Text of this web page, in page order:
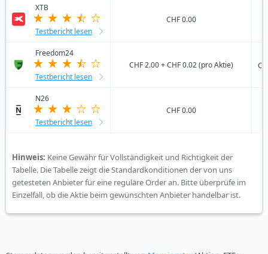
XTB
Testbericht lesen
CHF 0.00
Freedom24
Testbericht lesen
CHF 2.00 + CHF 0.02 (pro Aktie)
N26
Testbericht lesen
CHF 0.00
Hinweis: Keine Gewähr für Vollständigkeit und Richtigkeit der
Tabelle. Die Tabelle zeigt die Standardkonditionen der von uns
getesteten Anbieter für eine reguläre Order an. Bitte überprüfe im
Einzelfall, ob die Aktie beim gewünschten Anbieter handelbar ist.